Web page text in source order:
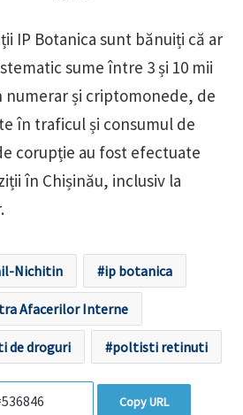
IP Botanica sunt bănuiți că ar
sume între 3 și 10 mii
numerar și criptomonede, de
în traficul și consumul de
corupție au fost efectuate
în Chișinău, inclusiv la
Nichitin ip botanica
Afacerilor Interne
de droguri poltisti retinuti
Copy URL